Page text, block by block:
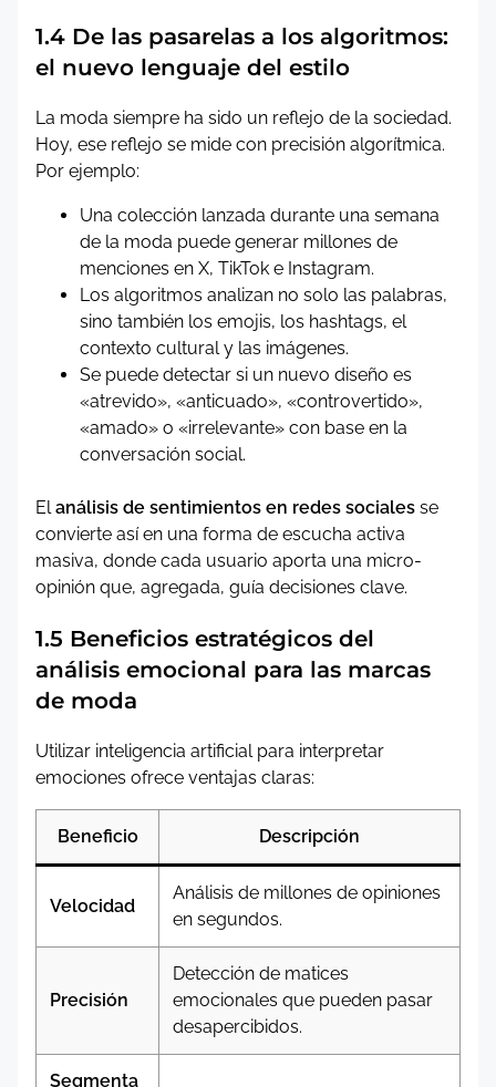
1.4 De las pasarelas a los algoritmos:
el nuevo lenguaje del estilo
La moda siempre ha sido un reflejo de la sociedad.
Hoy, ese reflejo se mide con precisión algorítmica.
Por ejemplo:
Una colección lanzada durante una semana
de la moda puede generar millones de
menciones en X, TikTok e Instagram.
Los algoritmos analizan no solo las palabras,
sino también los emojis, los hashtags, el
contexto cultural y las imágenes.
Se puede detectar si un nuevo diseño es
«atrevido», «anticuado», «controvertido»,
«amado» o «irrelevante» con base en la
conversación social.
Elanálisis de sentimientos en redes sociales se
convierte así en una forma de escucha activa
masiva, donde cada usuario aporta una micro-
opinión que, agregada, guía decisiones clave.
1.5 Beneficios estratégicos del
análisis emocional para las marcas
de moda
Utilizar inteligencia artificial para interpretar
emociones ofrece ventajas claras:
Beneficio Descripción
Velocidad
Análisis de millones de opiniones
en segundos.
Precisión
Detección de matices
emocionales que pueden pasar
desapercibidos.
Segmenta